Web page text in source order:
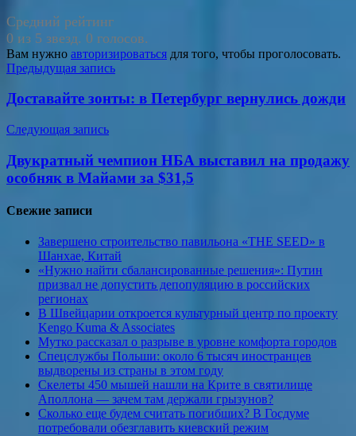
Средний рейтинг
0 из 5 звезд. 0 голосов.
Вам нужно авторизироваться для того, чтобы проголосовать.
Навигация
по
записям
Предыдущая запись
Доставайте зонты: в Петербург вернулись дожди
Следующая запись
Двукратный чемпион НБА выставил на продажу
особняк в Майами за $31,5
Свежие записи
Завершено строительство павильона «THE SEED» в
Шанхае, Китай
«Нужно найти сбалансированные решения»: Путин
призвал не допустить депопуляцию в российских
регионах
В Швейцарии откроется культурный центр по проекту
Kengo Kuma & Associates
Мутко рассказал о разрыве в уровне комфорта городов
Спецслужбы Польши: около 6 тысяч иностранцев
выдворены из страны в этом году
Скелеты 450 мышей нашли на Крите в святилище
Аполлона — зачем там держали грызунов?
Сколько еще будем считать погибших? В Госдуме
потребовали обезглавить киевский режим